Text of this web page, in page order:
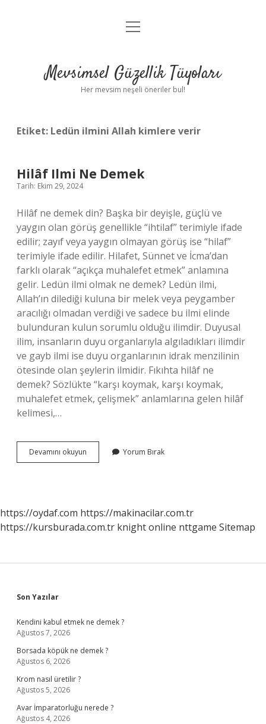
Anasayfa
Yasal Uyarı
menüyü
Mevsimsel Güzellik Tüyoları
Her mevsim neşeli öneriler bul!
Etiket: Ledün ilmini Allah kimlere verir
Hilâf Ilmi Ne Demek
Tarih: Ekim 29, 2024
Hilâf ne demek din? Başka bir deyişle, güçlü ve
yaygın olan görüş genellikle “ihtilaf” terimiyle ifade
edilir; zayıf veya yaygın olmayan görüş ise “hilaf”
terimiyle ifade edilir. Hilafet, Sünnet ve İcma’dan
farklı olarak “açıkça muhalefet etmek” anlamına
gelir. Ledün ilmi olmak ne demek? Ledün ilmi,
Allah’ın dilediği kuluna bir melek veya peygamber
aracılığı olmadan verdiği ve sadece bu ilmi elinde
bulunduran kulun sorumlu olduğu ilimdir. Duyusal
ilim, insanların duyu organlarıyla algıladıkları ilimdir
ve gayb ilmi ise duyu organlarının idrak menzilinin
ötesinde olan şeylerin ilmidir. Fıkıhta hilâf ne
demek? Sözlükte “karşı koymak, karşı koymak,
muhalefet etmek, çelişmek” anlamlarına gelen hilâf
kelimesi,…
Devamını okuyun
Ilmi
Yorum Bırak
https://oydaf.com https://makinacilar.com.tr
https://kursburada.com.tr knight online nttgame Sitemap
Sidebar
Son Yazılar
Kendini kabul etmek ne demek ?
Ağustos 7, 2026
Borsada köpük ne demek ?
Ağustos 6, 2026
Krom nasıl üretilir ?
Ağustos 5, 2026
Avar İmparatorluğu nerede ?
Ağustos 4, 2026